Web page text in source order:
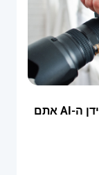
קורס צילום בתל אביב: למה דווקא בעידן ה-AI אתם